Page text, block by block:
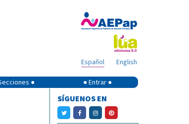
English
Español
● ● Entrar ●
SÍGUENOS EN